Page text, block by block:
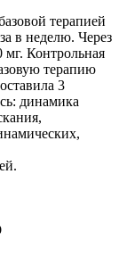
терапией
в неделю. Через
мг. Контрольная
терапию
3
динамика